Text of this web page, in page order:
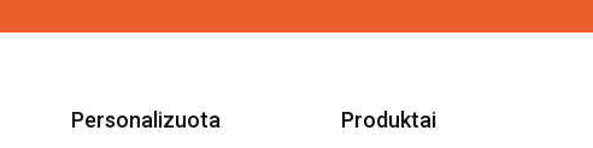
Personalizuota Produktai